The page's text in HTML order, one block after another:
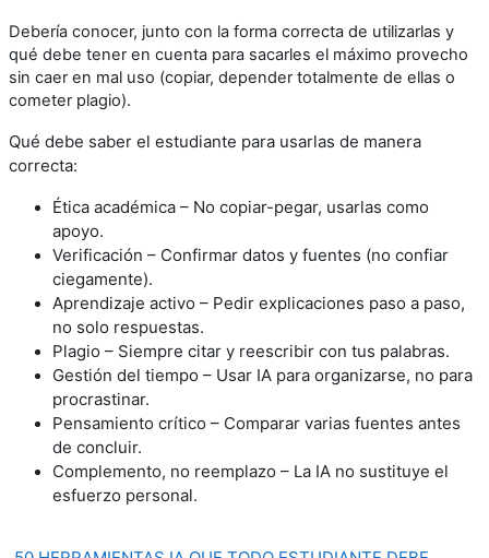
Debería conocer, junto con la forma correcta de utilizarlas y
qué debe tener en cuenta para sacarles el máximo provecho
sin caer en mal uso (copiar, depender totalmente de ellas o
cometer plagio).
Qué debe saber el estudiante para usarlas de manera
correcta:
Ética académica – No copiar-pegar, usarlas como
apoyo.
Verificación – Confirmar datos y fuentes (no confiar
ciegamente).
Aprendizaje activo – Pedir explicaciones paso a paso,
no solo respuestas.
Plagio – Siempre citar y reescribir con tus palabras.
Gestión del tiempo – Usar IA para organizarse, no para
procrastinar.
Pensamiento crítico – Comparar varias fuentes antes
de concluir.
Complemento, no reemplazo – La IA no sustituye el
esfuerzo personal.